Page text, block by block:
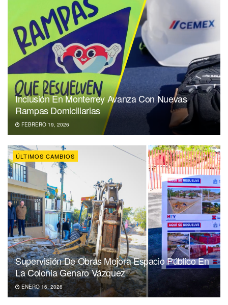
Inclusión En Monterrey Avanza Con Nuevas
Rampas Domiciliarias
FEBRERO 19, 2026
ÚLTIMOS CAMBIOS
Supervisión De Obras Mejora Espacio Público En
La Colonia Genaro Vázquez
ENERO 16, 2026